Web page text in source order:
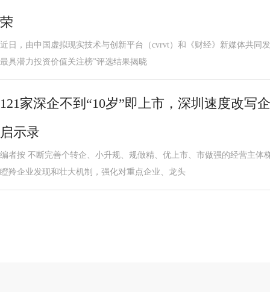
荣
近日，由中国虚拟现实技术与创新平台（cvrvt）和《财经》新媒体共同
最具潜力投资价值关注榜”评选结果揭晓
121家深企不到“10岁”即上市，深圳速度改写
启示录
编者按 不断完善个转企、小升规、规做精、优上市、市做强的经营主体
瞪羚企业发现和壮大机制，强化对重点企业、龙头